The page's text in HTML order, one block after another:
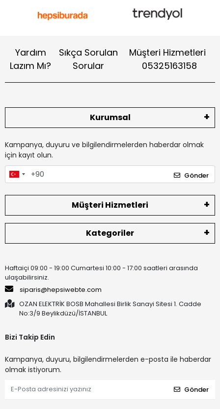
Yardım
Lazım Mı?
Sıkça Sorulan
Sorular
Müşteri Hizmetleri
05325163158
Kurumsal
Kampanya, duyuru ve bilgilendirmelerden haberdar olmak
için kayıt olun.
Gönder
Müşteri Hizmetleri
Kategoriler
Haftaiçi 09:00 - 19:00 Cumartesi 10:00 - 17:00 saatleri arasında
ulaşabilirsiniz.
siparis@hepsiwebte.com
OZAN ELEKTRİK BOSB Mahallesi Birlik Sanayi Sitesi 1. Cadde
No:3/9 Beylikdüzü/İSTANBUL
Bizi Takip Edin
Kampanya, duyuru, bilgilendirmelerden e-posta ile haberdar
olmak istiyorum.
Gönder